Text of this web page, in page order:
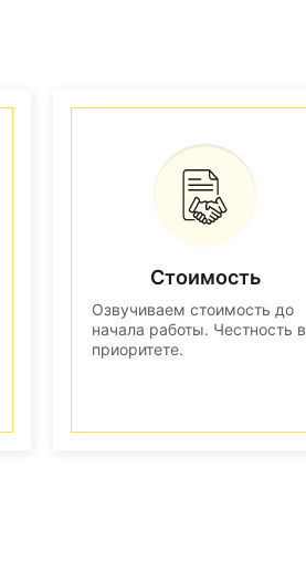
Стоимость
Озвучиваем стоимость до
начала работы. Честность в
приоритете.